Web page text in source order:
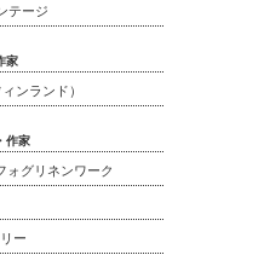
テージ
家
ンランド）
作家
ォグリネンワーク
ー